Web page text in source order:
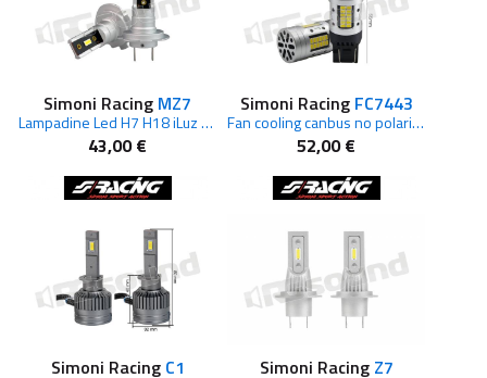
Simoni Racing MZ7
Lampadine Led H7 H18 iLuz Mini
43,00 €
Simoni Racing FC7443
Fan cooling canbus no polarity T20 7443
52,00 €
Simoni Racing C1
Simoni Racing Z7